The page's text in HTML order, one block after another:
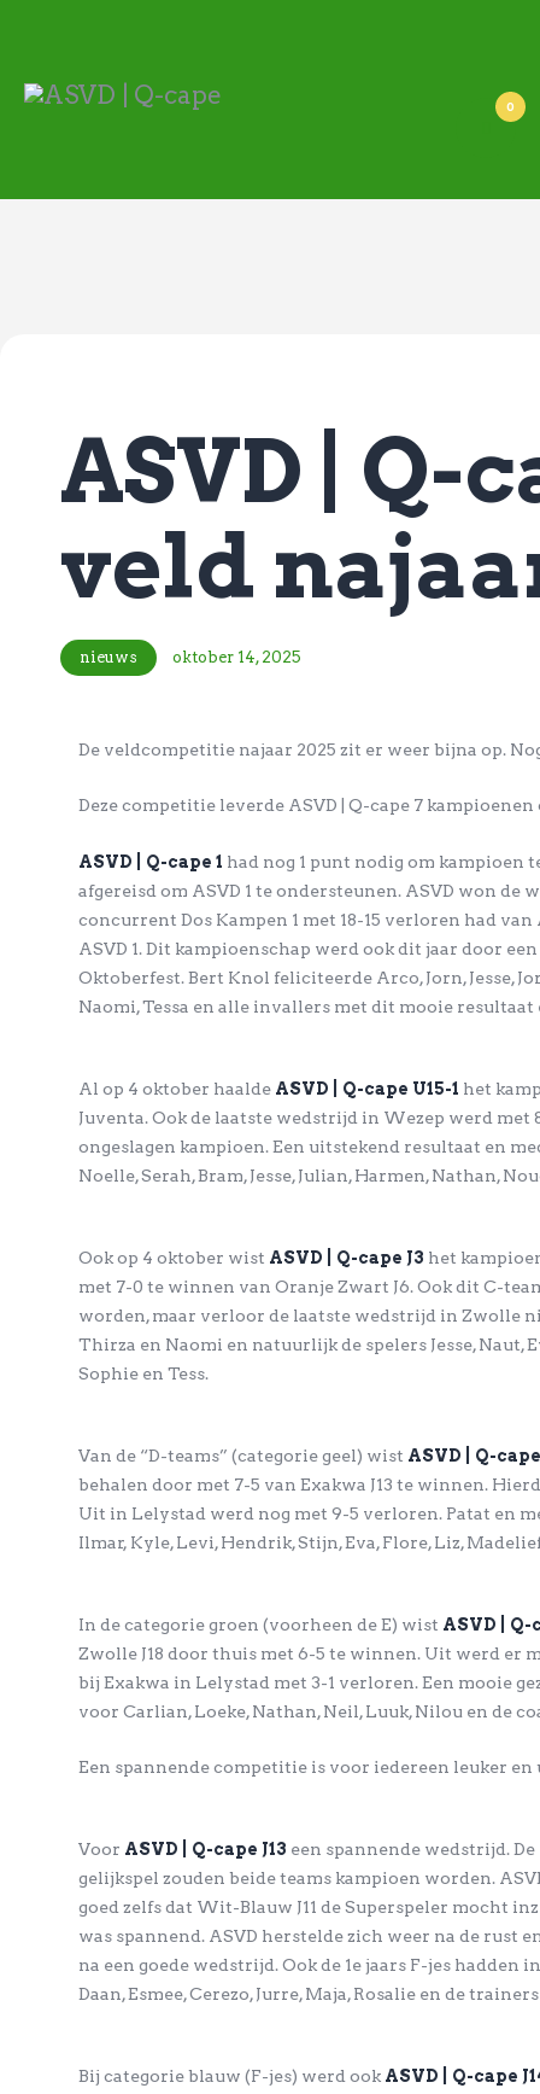
0
Belangrijke informatie
ASVD |
veld
nieuws oktober 14, 2025
De veldcompetitie najaar 2025 zit er weer bijna op.
Deze competitie leverde ASVD | Q-cape 7 kampioenen
ASVD | Q-cape 1 had nog 1 punt nodig om kampioen
afgereisd om ASVD 1 te ondersteunen. ASVD won de
concurrent Dos Kampen 1 met 18-15 verloren had
ASVD 1. Dit kampioenschap werd ook dit jaar door
Oktoberfest. Bert Knol feliciteerde Arco, Jorn, Jesse,
Naomi, Tessa en alle invallers met dit mooie
Al op 4 oktober haalde ASVD | Q-cape U15-1 het
Juventa. Ook de laatste wedstrijd in Wezep werd met
ongeslagen kampioen. Een uitstekend resultaat en
Noelle, Serah, Bram, Jesse, Julian, Harmen, Nathan,
Ook op 4 oktober wist ASVD | Q-cape J3 het
met 7-0 te winnen van Oranje Zwart J6. Ook dit C-
worden, maar verloor de laatste wedstrijd in Zwolle
Thirza en Naomi en natuurlijk de spelers Jesse, Naut,
Sophie en Tess.
Van de “D-teams” (categorie geel) wist ASVD | Q-
behalen door met 7-5 van Exakwa J13 te winnen.
Uit in Lelystad werd nog met 9-5 verloren. Patat en
Ilmar, Kyle, Levi, Hendrik, Stijn, Eva, Flore, Liz,
In de categorie groen (voorheen de E) wist ASVD | Q-
Zwolle J18 door thuis met 6-5 te winnen. Uit werd er
bij Exakwa in Lelystad met 3-1 verloren. Een mooie
voor Carlian, Loeke, Nathan, Neil, Luuk, Nilou en de
Een spannende competitie is voor iedereen leuker en
Voor ASVD | Q-cape J13 een spannende wedstrijd.
gelijkspel zouden beide teams kampioen worden.
goed zelfs dat Wit-Blauw J11 de Superspeler mocht
was spannend. ASVD herstelde zich weer na de rust
na een goede wedstrijd. Ook de 1e jaars F-jes
Daan, Esmee, Cerezo, Jurre, Maja, Rosalie en de
Bij categorie blauw (F-jes) werd ook ASVD | Q-cape